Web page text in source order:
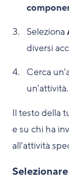
Seleziona
diversi
Cerca
un'attività.
Il testo della
e su chi ha
all'attività